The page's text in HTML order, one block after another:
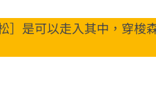
］是可以走入其中，穿梭